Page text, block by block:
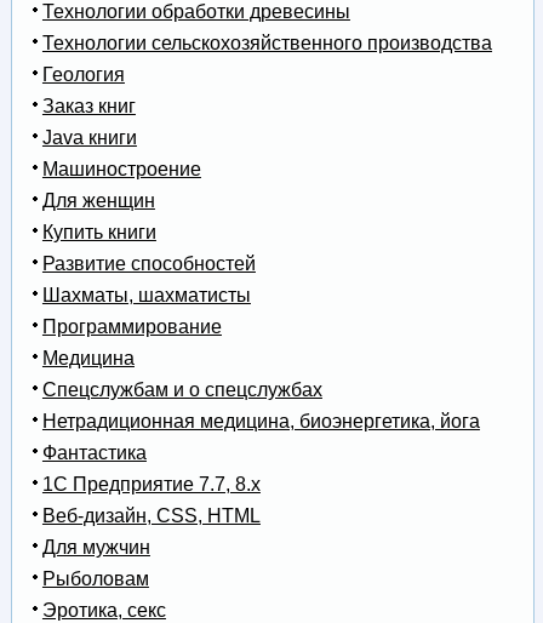
Технологии обработки древесины
Технологии сельскохозяйственного производства
Геология
Заказ книг
Java книги
Машиностроение
Для женщин
Купить книги
Развитие способностей
Шахматы, шахматисты
Программирование
Медицина
Спецслужбам и о спецслужбах
Нетрадиционная медицина, биоэнергетика, йога
Фантастика
1С Предприятие 7.7, 8.x
Веб-дизайн, CSS, HTML
Для мужчин
Рыболовам
Эротика, секс